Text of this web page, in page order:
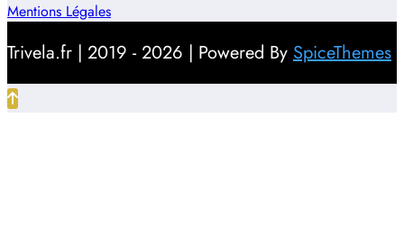
Mentions Légales
Trivela.fr | 2019 - 2026 | Powered By SpiceThemes